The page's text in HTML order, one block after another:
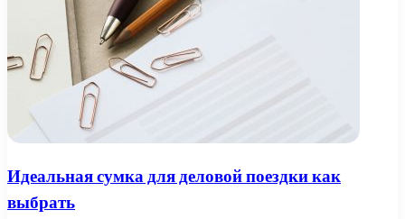
Идеальная сумка для деловой поездки как
выбрать